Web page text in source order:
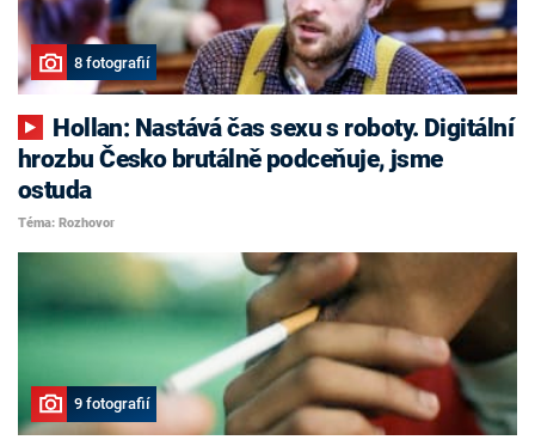
8 fotografií
hrozbu Česko brutálně podceňuje, jsme
ostuda
Téma: Rozhovor
9 fotografií